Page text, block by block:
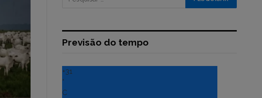
Previsão do tempo
+31
°
C